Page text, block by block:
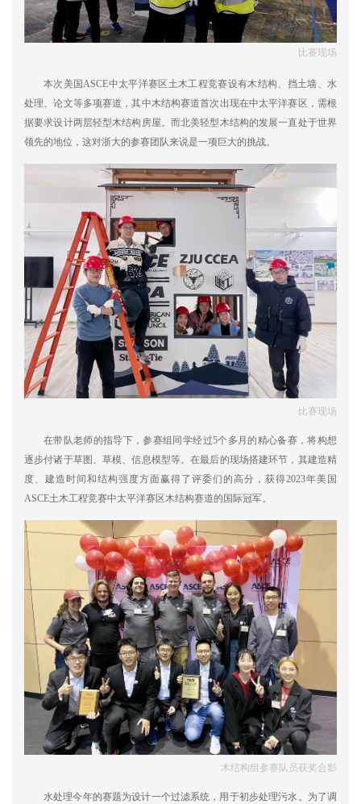
比赛现场
本次美国ASCE中太平洋赛区土木工程竞赛设有木结构、挡土墙、水
处理、论文等多项赛道，其中木结构赛道首次出现在中太平洋赛区，需根
据要求设计两层轻型木结构房屋。而北美轻型木结构的发展一直处于世界
领先的地位，这对浙大的参赛团队来说是一项巨大的挑战。
比赛现场
在带队老师的指导下，参赛组同学经过5个多月的精心备赛，将构想
逐步付诸于草图、草模、信息模型等。在最后的现场搭建环节，其建造精
度、建造时间和结构强度方面赢得了评委们的高分，获得2023年美国
ASCE土木工程竞赛中太平洋赛区木结构赛道的国际冠军。
木结构组参赛队员获奖合影
水处理今年的赛题为设计一个过滤系统，用于初步处理污水。为了调